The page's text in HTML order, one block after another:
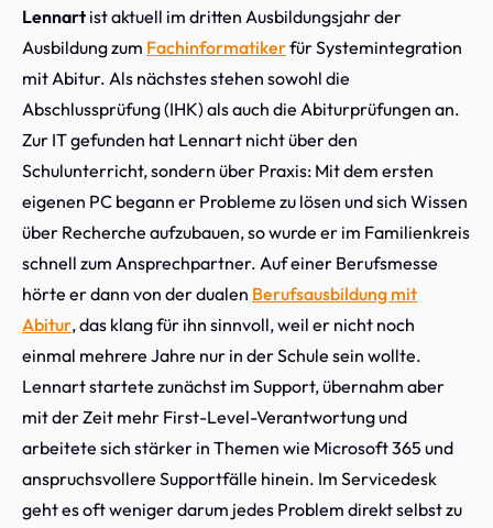
Lennart ist aktuell im dritten Ausbildungsjahr der
Ausbildung zum Fachinformatikerfür Systemintegration
mit Abitur. Als nächstes stehen sowohl die
Abschlussprüfung (IHK) als auch die Abiturprüfungen an.
Zur IT gefunden hat Lennart nicht über den
Schulunterricht, sondern über Praxis: Mit dem ersten
eigenen PC begann er Probleme zu lösen und sich Wissen
über Recherche aufzubauen, so wurde er im Familienkreis
schnell zum Ansprechpartner. Auf einer Berufsmesse
hörte er dann von der dualen Berufsausbildung mit
Abitur, das klang für ihn sinnvoll, weil er nicht noch
einmal mehrere Jahre nur in der Schule sein wollte.
Lennart startete zunächst im Support, übernahm aber
mit der Zeit mehr First-Level-Verantwortung und
arbeitete sich stärker in Themen wie Microsoft 365 und
anspruchsvollere Supportfälle hinein. Im Servicedesk
geht es oft weniger darum jedes Problem direkt selbst zu